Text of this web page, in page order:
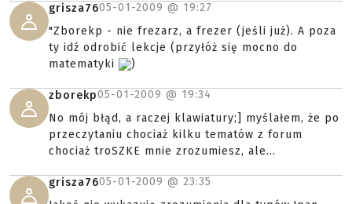
grisza7605-01-2009 @ 19:27
"Zborekp - nie frezarz, a frezer (jeśli już). A poza
ty idź odrobić lekcje (przyłóż się mocno do
matematyki
)
zborekp05-01-2009 @ 19:34
No mój błąd, a raczej klawiatury;] myślałem, że po
przeczytaniu chociaż kilku tematów z forum
chociaż troSZKE mnie zrozumiesz, ale...
grisza7605-01-2009 @ 23:35